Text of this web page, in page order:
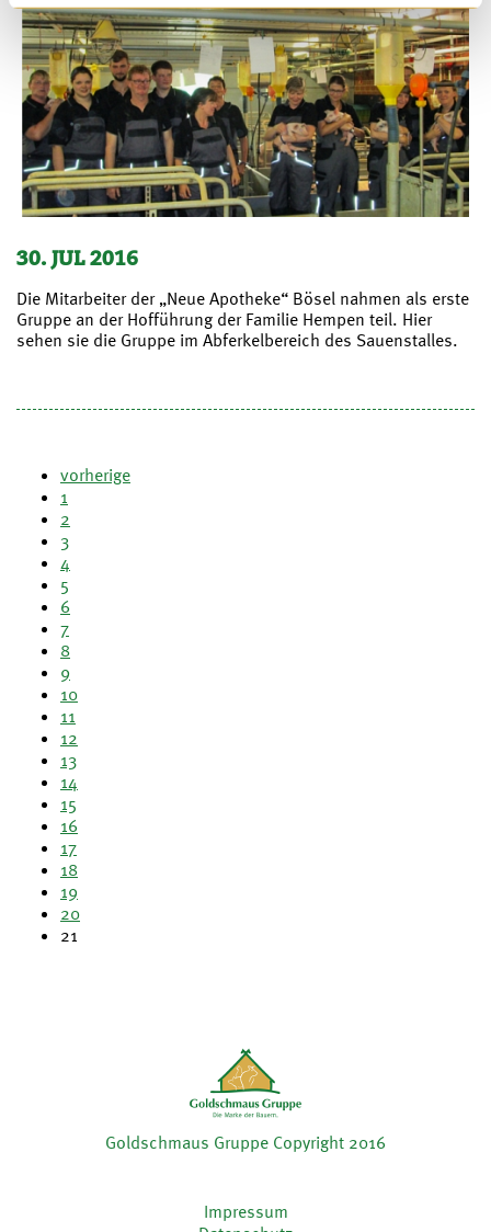
30. JUL 2016
Die Mitarbeiter der „Neue Apotheke“ Bösel nahmen als erste
Gruppe an der Hofführung der Familie Hempen teil. Hier
sehen sie die Gruppe im Abferkelbereich des Sauenstalles.
vorherige
1
2
3
4
5
6
7
8
9
10
11
12
13
14
15
16
17
18
19
20
21
Goldschmaus Gruppe Copyright 2016
Impressum